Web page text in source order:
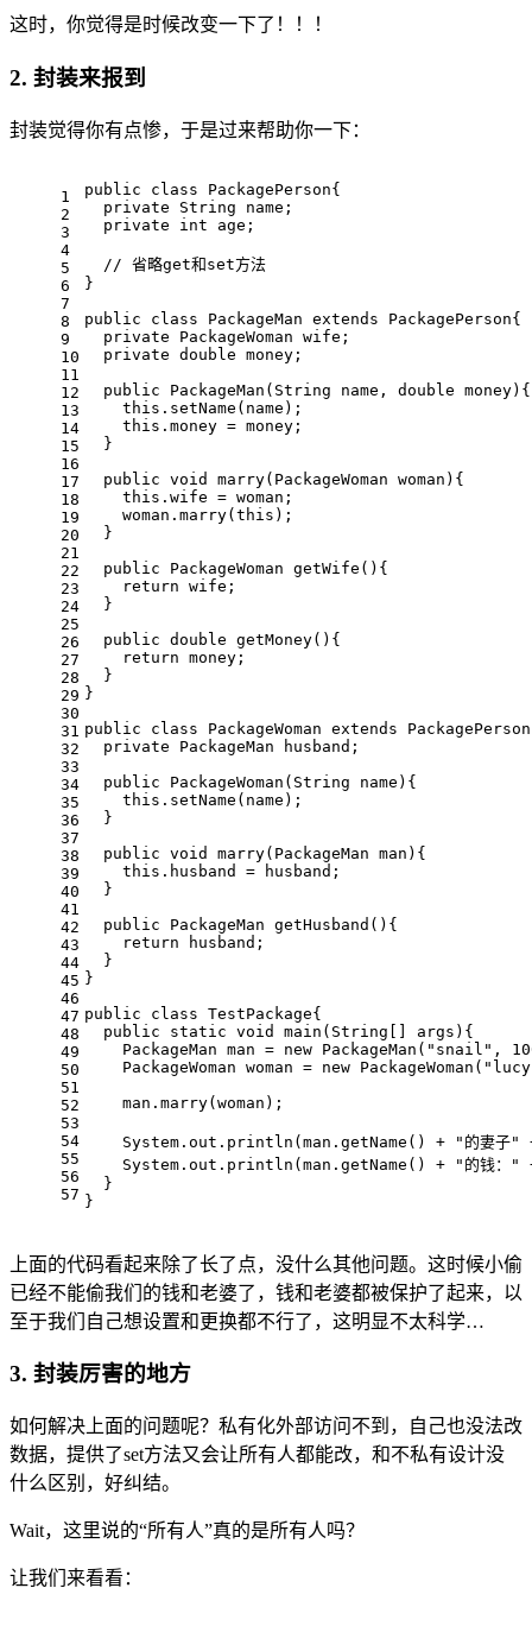
这时，你觉得是时候改变一下了！！！
2. 封装来报到
封装觉得你有点惨，于是过来帮助你一下：
1
2
3
4
5
6
7
8
9
10
11
12
13
14
15
16
17
18
19
20
21
22
23
24
25
26
27
28
29
30
31
32
33
34
35
36
37
38
39
40
41
42
43
44
45
46
47
48
49
50
51
52
53
54
55
56
57
public class PackagePerson{
private String name;
private
int age;
// 省略get和set方法
}
public
class PackageMan extends PackagePerson{
private PackageWoman wife;
private double money;
public
PackageMan (String name, double money) {
this .setName(name);
this .money = money;
  }
public void marry(PackageWoman woman) {
this .wife = woman;
    woman.marry(
this );
  }
public PackageWoman getWife () {
return wife;
  }
public double getMoney() {
return money;
  }
}
public
class PackageWoman extends PackagePerson
private PackageMan husband;
public
PackageWoman (String name) {
this .setName(name);
  }
public void marry(PackageMan man) {
this .husband = husband;
  }
public PackageMan getHusband () {
return husband;
  }
}
public
class TestPackage{
public
static void main (String[] args) {
    PackageMan man =
new PackageMan( "snail" ,
    PackageWoman woman =
new PackageWoman(
    man.marry(woman);
    System.out.println(man.getName() +
"的妻子"
    System.out.println(man.getName() +
"的钱："
  }
}
上面的代码看起来除了长了点，没什么其他问题。这时候小偷
已经不能偷我们的钱和老婆了，钱和老婆都被保护了起来，以
至于我们自己想设置和更换都不行了，这明显不太科学…
3. 封装厉害的地方
如何解决上面的问题呢？私有化外部访问不到，自己也没法改
数据，提供了set方法又会让所有人都能改，和不私有设计没
什么区别，好纠结。
Wait，这里说的“所有人”真的是所有人吗？
让我们来看看：